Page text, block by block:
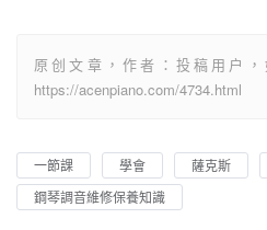
原创文章，作者：投稿用户
https://acenpiano.com/4734.html
一節課 學會 薩克斯
鋼琴調音維修保養知識